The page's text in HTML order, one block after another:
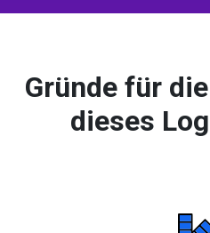
Gründe für
dieses